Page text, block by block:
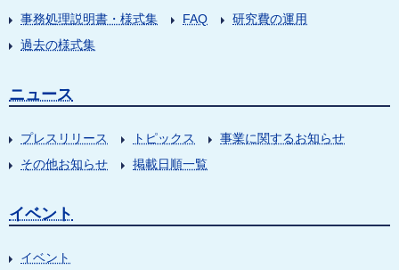
事務処理説明書・様式集 FAQ
研究費の運用
過去の様式集
ニュース
プレスリリース トピックス
事業に関するお知らせ
その他お知らせ
掲載日順一覧
イベント
イベント